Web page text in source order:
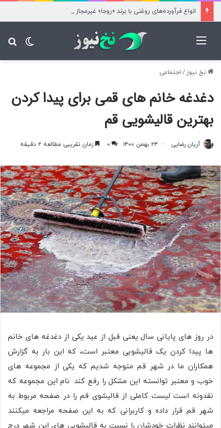
انواع فرآورده‌های روغنی با برند «روجا» غیرمجاز است
نخ نیوز / اجتماعی
دغدغه خانم های قمی برای پیدا کردن
بهترین قالیشویی قم
آریان رضایی ۲۴ بهمن ۱۴۰۰ ۰ زمان تقریبی مطالعه ۲ دقیقه
در روز های پایانی سال یعنی قبل از عید یکی از دغدغه های خانم
ها پیدا کردن یک قالیشویی معتبر است، که این بار به گزارش
همکاران ما در شهر قم متوجه شدیم که یکی از مجموعه های
خوب و معتبر توانسته این مشکل را رفع کند. نام این مجموعه که
نقدونه است لیست کاملی از قالیشوی قم را در صفحه مربوط به
شهر قم قرار داده و کاربرانی که به این صفحه مراجعه میکنند
میتوانند نظرات خودشان را نسبت به قالیشویی های این شهر درج